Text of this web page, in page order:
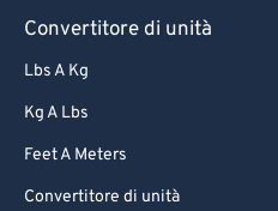
Convertitore di unità
Lbs A Kg
Kg A Lbs
Feet A Meters
Convertitore di unità